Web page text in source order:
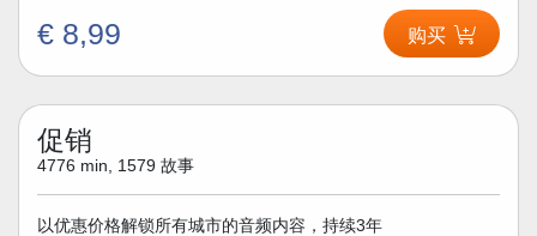
€ 8,99 购买
促销
4776 min, 1579 故事
以优惠价格解锁所有城市的音频内容，持续3年